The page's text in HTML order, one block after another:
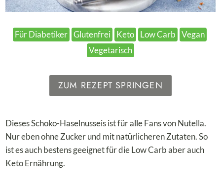
Für Diabetiker Glutenfrei Keto Low Carb
Vegan
Vegetarisch
ZUM REZEPT SPRINGEN
Dieses Schoko-Haselnusseis ist für alle Fans von Nutella.
Nur eben ohne Zucker und mit natürlicheren Zutaten. So
ist es auch bestens geeignet für die Low Carb aber auch
Keto Ernährung.